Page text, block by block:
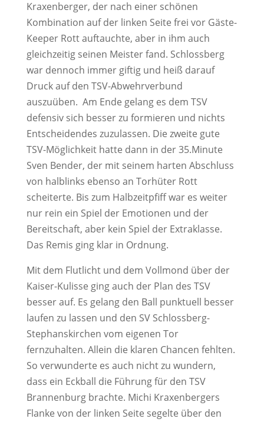
Kraxenberger, der nach einer schönen
Kombination auf der linken Seite frei vor Gäste-
Keeper Rott auftauchte, aber in ihm auch
gleichzeitig seinen Meister fand. Schlossberg
war dennoch immer giftig und heiß darauf
Druck auf den TSV-Abwehrverbund
auszuüben. Am Ende gelang es dem TSV
defensiv sich besser zu formieren und nichts
Entscheidendes zuzulassen. Die zweite gute
TSV-Möglichkeit hatte dann in der 35.Minute
Sven Bender, der mit seinem harten Abschluss
von halblinks ebenso an Torhüter Rott
scheiterte. Bis zum Halbzeitpfiff war es weiter
nur rein ein Spiel der Emotionen und der
Bereitschaft, aber kein Spiel der Extraklasse.
Das Remis ging klar in Ordnung.
Mit dem Flutlicht und dem Vollmond über der
Kaiser-Kulisse ging auch der Plan des TSV
besser auf. Es gelang den Ball punktuell besser
laufen zu lassen und den SV Schlossberg-
Stephanskirchen vom eigenen Tor
fernzuhalten. Allein die klaren Chancen fehlten.
So verwunderte es auch nicht zu wundern,
dass ein Eckball die Führung für den TSV
Brannenburg brachte. Michi Kraxenbergers
Flanke von der linken Seite segelte über den